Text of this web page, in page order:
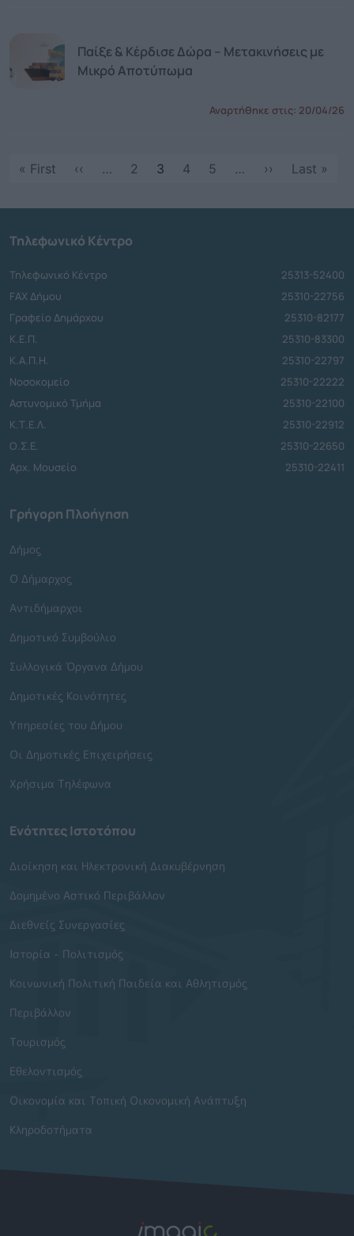
Παίξε & Κέρδισε Δώρα – Μετακινήσεις με
Μικρό Αποτύπωμα
Αναρτήθηκε στις: 20/04/26
Σελιδοποίηση
« First First page
‹‹ Προηγούμενη σελίδα
… 2 3 4 5 … ›› Next page
Last »
Τηλεφωνικό Κέντρο
Τηλεφωνικό Κέντρο
25313-52400
FAX Δήμου
25310-22756
Γραφείο Δημάρχου
25310-82177
Κ.Ε.Π.
25310-83300
Κ.Α.Π.Η.
25310-22797
Νοσοκομείο
25310-22222
Αστυνομικό Τμήμα
25310-22100
Κ.Τ.Ε.Λ.
25310-22912
Ο.Σ.Ε.
25310-22650
Αρχ. Μουσείο
25310-22411
Γρήγορη Πλοήγηση
Δήμος
Ο Δήμαρχος
Αντιδήμαρχοι
Δημοτικό Συμβούλιο
Συλλογικά Όργανα Δήμου
Δημοτικές Κοινότητες
Υπηρεσίες του Δήμου
Οι Δημοτικές Επιχειρήσεις
Χρήσιμα Τηλέφωνα
Ενότητες Ιστοτόπου
Διοίκηση και Ηλεκτρονική Διακυβέρνηση
Δομημένο Αστικό Περιβάλλον
Διεθνείς Συνεργασίες
Ιστορία - Πολιτισμός
Κοινωνική Πολιτική Παιδεία και Αθλητισμός
Περιβάλλον
Τουρισμός
Εθελοντισμός
Οικονομία και Τοπική Οικονομική Ανάπτυξη
Κληροδοτήματα